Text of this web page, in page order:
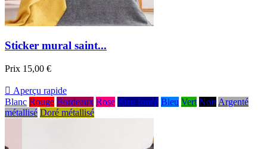
Sticker mural saint...
Prix 15,00 €
 Aperçu rapide
Blanc Rouge Bordeaux Rose Bleu foncé Bleu Vert Noir Argenté
métallisé Doré métallisé